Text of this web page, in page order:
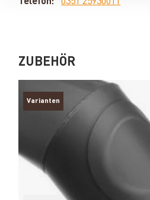
ZUBEHÖR
Varianten